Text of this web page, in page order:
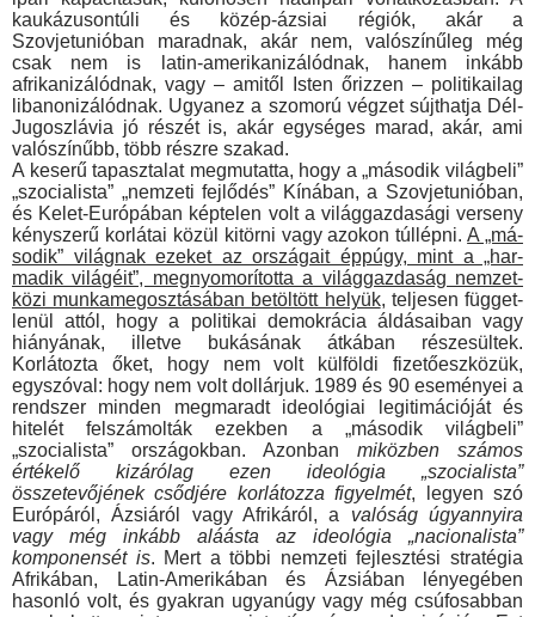
kaukázuson­túli és közép-ázsiai régiók, akár a
Szovjetunióban maradnak, akár nem, valószínűleg még
csak nem is latin-amerikanizálód­nak, hanem inkább
afrikanizálódnak, vagy – amitől Isten őrizzen – politikailag
libanonizálódnak. Ugyanez a szomorú végzet sújt­hatja Dél-
Jugoszlávia jó részét is, akár egységes marad, akár, ami
valószínűbb, több részre szakad.
A keserű tapasztalat megmutatta, hogy a „második világbeli”
„szocialista” „nemzeti fejlődés” Kínában, a Szovjetunióban,
és Kelet-Európában képtelen volt a világgazdasági verseny
kényszerű korlátai közül kitörni vagy azokon túllépni.A „má­
sodik” világnak ezeket az országait éppúgy, mint a „har­
madik világéit”, megnyomorította a világgazdaság nemzet­
közi munkamegosztásában betöltött helyük, teljesen függet­
lenül attól, hogy a politikai demokrácia áldásaiban vagy
hiányának, illetve bukásának átkában részesültek.
Korlátozta őket, hogy nem volt külföldi fizetőeszközük,
egyszóval: hogy nem volt dollárjuk. 1989 és 90 eseményei a
rendszer minden megmaradt ideológiai legitimációját és
hitelét felszámolták ezek­ben a „második világbeli”
„szocialista” országokban. Azonban miközben számos
értékelő kizárólag ezen ideológia „szocialista”
összetevőjének csődjére korlátozza figyelmét, legyen szó
Eu­rópáról, Ázsiáról vagy Afrikáról, a valóság úgyannyira
vagy még inkább aláásta az ideológia „nacionalista”
komponensét is. Mert a többi nemzeti fejlesztési stratégia
Afrikában, Latin-Ameriká­ban és Ázsiában lényegében
hasonló volt, és gyakran ugyan­úgy vagy még csúfosabban